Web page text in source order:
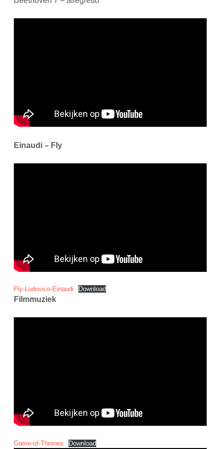
Einaudi – Fly
Fly-Ludovico-Einaudi Download
Filmmuziek
Game-of-Thrones Download